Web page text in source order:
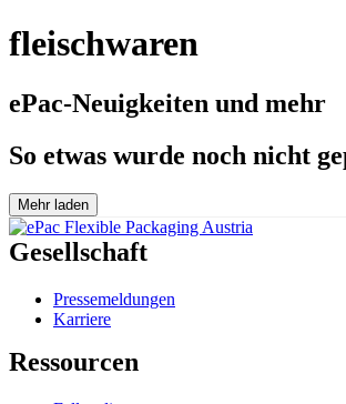
fleischwaren
ePac-Neuigkeiten und mehr
So etwas wurde noch nicht
Mehr laden
Gesellschaft
Pressemeldungen
Karriere
Ressourcen